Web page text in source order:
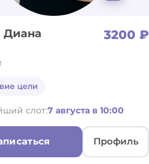
Диана 3200 ₽
цели
слот:7 августа в 10:00
Профиль